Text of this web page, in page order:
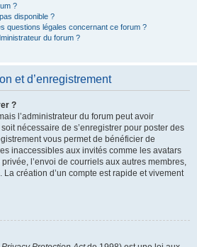
?
disponible ?
questions légales concernant ce forum ?
du forum ?
et d’enregistrement
?
l’administrateur du forum peut avoir
nécessaire de s’enregistrer pour poster des
vous permet de bénéficier de
inaccessibles aux invités comme les avatars
l’envoi de courriels aux autres membres,
La création d’un compte est rapide et vivement